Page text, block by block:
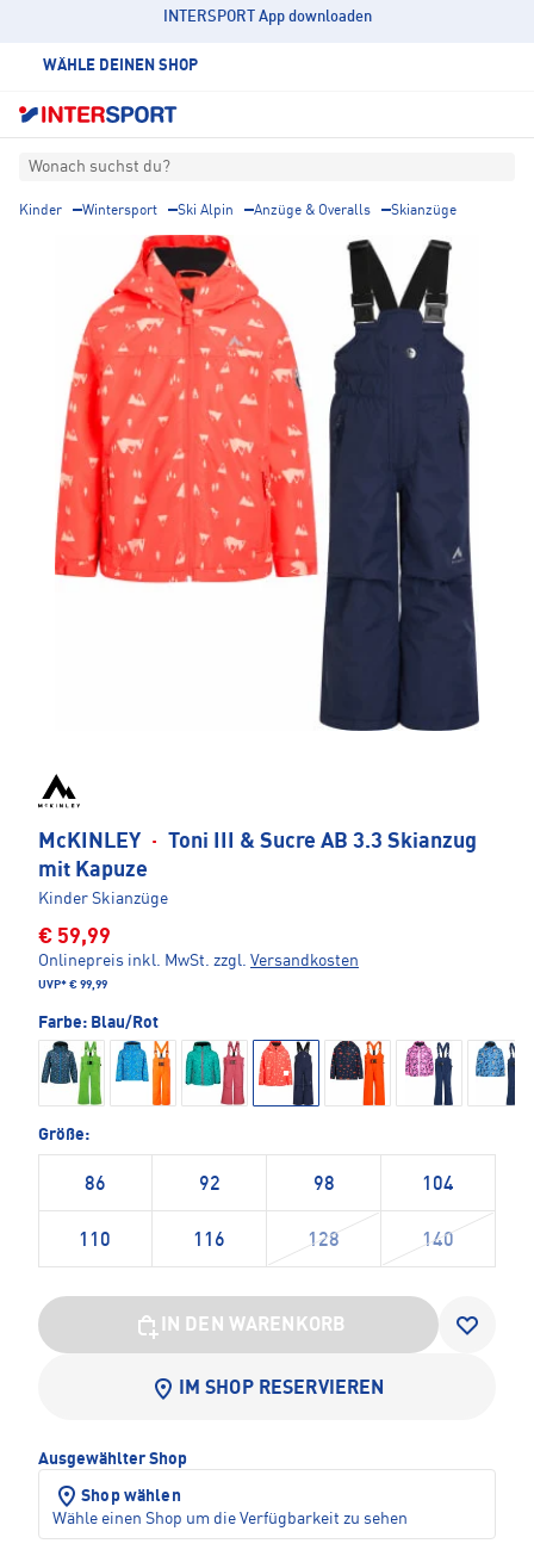
INTERSPORT App downloaden
WÄHLE DEINEN SHOP
Wonach suchst du?
Kinder Wintersport Ski Alpin Anzüge & Overalls Skianzüge
McKINLEY · Toni III & Sucre AB 3.3 Skianzug
mit Kapuze
Kinder Skianzüge
€ 59,99
Onlinepreis inkl. MwSt. zzgl. Versandkosten
UVP* € 99,99
Farbe: Blau/Rot
Größe:
86 92 98 104
110 116 128 140
IN DEN WARENKORB
IM SHOP RESERVIEREN
Ausgewählter Shop
Shop wählen
Wähle einen Shop um die Verfügbarkeit zu sehen